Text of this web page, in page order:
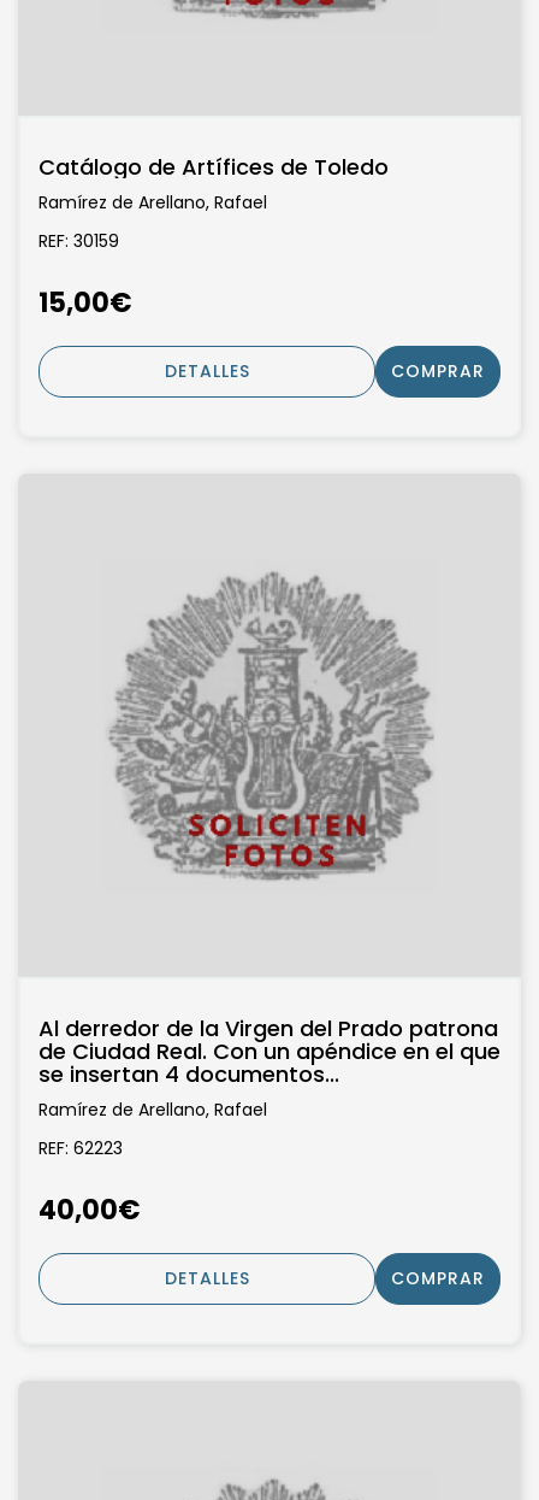
Catálogo de Artífices de Toledo
Ramírez de Arellano, Rafael
REF: 30159
15,00€
DETALLES COMPRAR
Al derredor de la Virgen del Prado patrona
de Ciudad Real. Con un apéndice en el que
se insertan 4 documentos...
Ramírez de Arellano, Rafael
REF: 62223
40,00€
DETALLES COMPRAR